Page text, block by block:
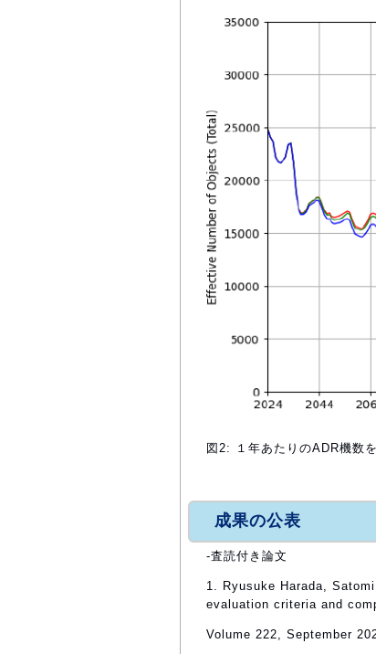
図2: １年あたりのADR機数
成果の公表
-査読付き論文
1. Ryusuke Harada,
evaluation criteria and
Volume 222, September